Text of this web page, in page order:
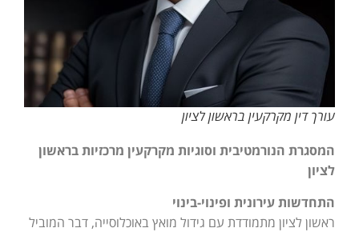
עורך דין מקרקעין בראשון לציון
המסגרת הנורמטיבית וסוגיות מקרקעין מרכזיות בראשון
לציון
התחדשות עירונית ופינוי-בינוי
ראשון לציון מתמודדת עם גידול מואץ באוכלוסייה, דבר המוביל